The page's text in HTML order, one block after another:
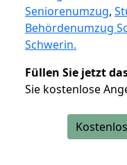
Seniorenumzug,
Behördenumzug
Schwerin.
Füllen Sie jetzt
Sie kostenlose